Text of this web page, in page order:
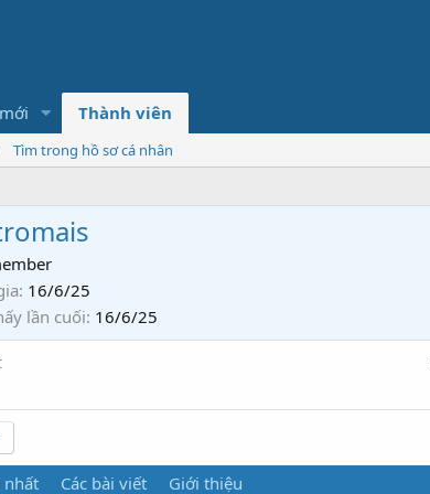
Thành viên
Tìm trong hồ sơ cá nhân
16/6/25
lần cuối 16/6/25
nhất Các bài viết Giới thiệu